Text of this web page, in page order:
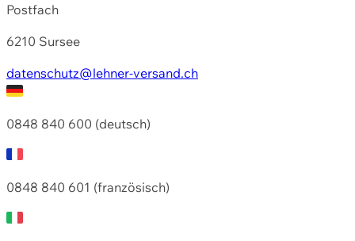
Postfach
6210 Sursee
datenschutz@lehner-versand.ch
0848 840 600 (deutsch)
0848 840 601 (französisch)